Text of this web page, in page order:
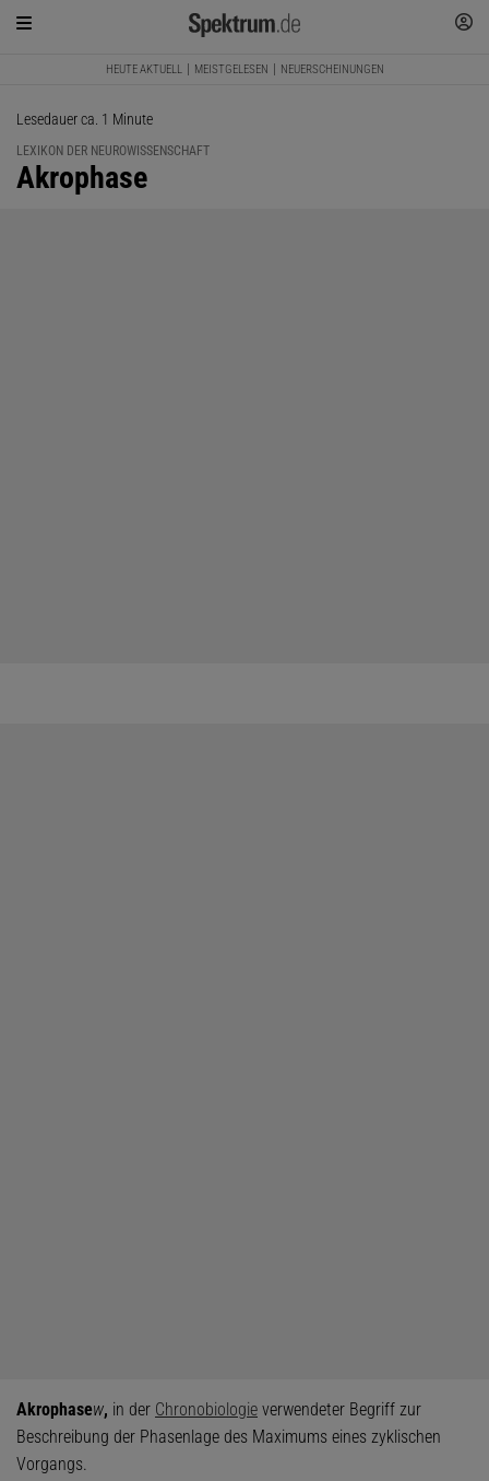
HEUTE AKTUELL MEISTGELESEN NEUERSCHEINUNGEN
Lesedauer ca. 1 Minute
LEXIKON DER NEUROWISSENSCHAFT
:
Akrophase
Akrophasew, in der Chronobiologie verwendeter Begriff zur
Beschreibung der Phasenlage des Maximums eines zyklischen
Vorgangs.